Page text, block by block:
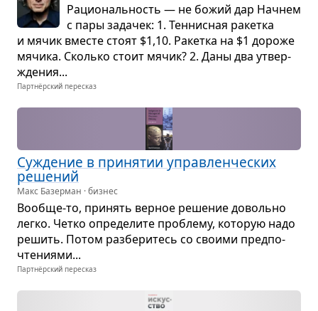
Раци­о­наль­ность — не божий дар Начнем
с пары зада­чек: 1. Тен­нис­ная ракетка
и мячик вме­сте стоят $1,10. Ракетка на $1 дороже
мячика. Сколько стоит мячик? 2. Даны два утвер­
жде­ния...
Партнёрский пересказ
Сужде­ние в при­ня­тии управ­лен­че­ских
реше­ний
Макс Базерман · бизнес
Вообще-то, при­нять вер­ное реше­ние довольно
легко. Четко опре­де­лите про­блему, кото­рую надо
решить. Потом раз­бе­ри­тесь со сво­ими пред­по­
чте­ни­ями...
Партнёрский пересказ